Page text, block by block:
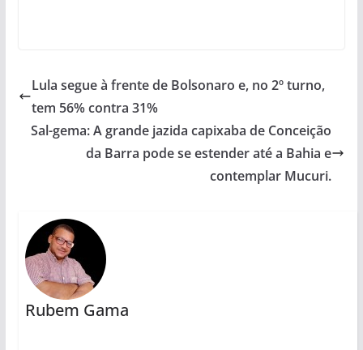
Lula segue à frente de Bolsonaro e, no 2º turno,
tem 56% contra 31%
Sal-gema: A grande jazida capixaba de Conceição
da Barra pode se estender até a Bahia e
contemplar Mucuri.
Rubem Gama